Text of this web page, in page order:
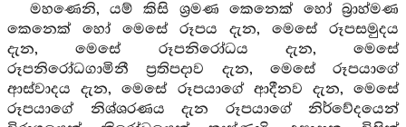
මහණෙනි, යම් කිසි ශ්‍රමණ කෙනෙක් හෝ බ්‍රාහ්මණ
කෙනෙක් හෝ මෙසේ රූපය දැන, මෙසේ රූපසමුදය
දැන, මෙසේ රූපනිරෝධය දැන, මෙසේ
රූපනිරෝධගාමිනී ප්‍රතිපදාව දැන, මෙසේ රූපයාගේ
ආස්වාදය දැන, මෙසේ රූපයාගේ ආදීනව දැන, මෙසේ
රූපයාගේ නිශ්ශරණය දැන රූපයාගේ නිර්වේදයෙන්